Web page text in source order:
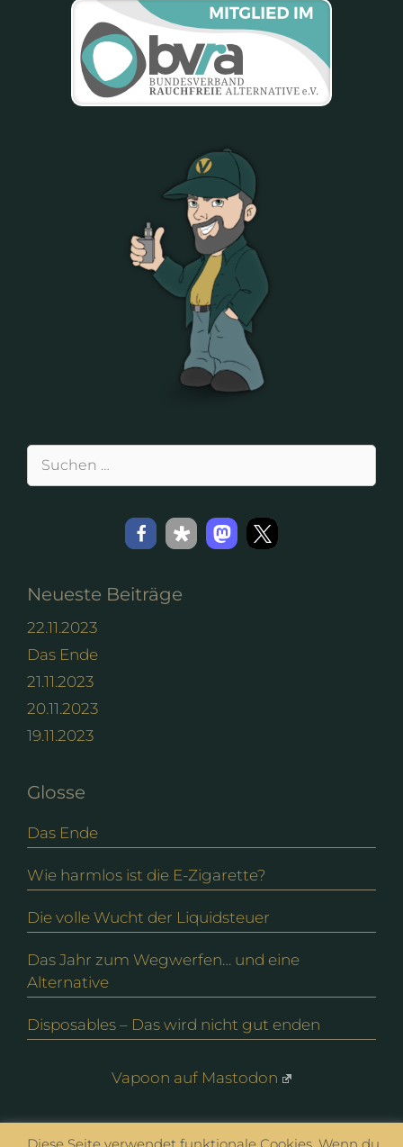
Suchen
Neueste Beiträge
22.11.2023
Das Ende
21.11.2023
20.11.2023
19.11.2023
Glosse
Das Ende
Wie harmlos ist die E-Zigarette?
Die volle Wucht der Liquidsteuer
Das Jahr zum Wegwerfen… und eine
Alternative
Disposables – Das wird nicht gut enden
Vapoon auf Mastodon